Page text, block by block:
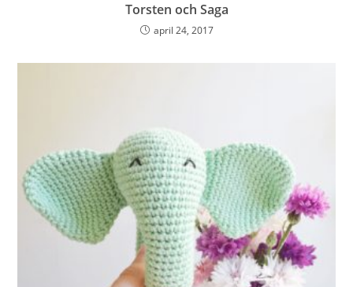
Torsten och Saga
april 24, 2017